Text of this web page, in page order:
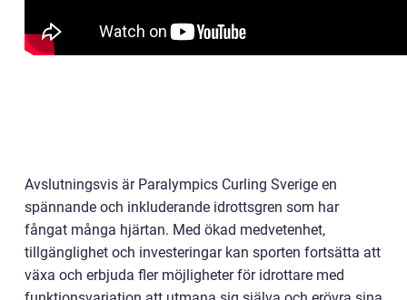
Avslutningsvis är Paralympics Curling Sverige en
spännande och inkluderande idrottsgren som har
fångat många hjärtan. Med ökad medvetenhet,
tillgänglighet och investeringar kan sporten fortsätta att
växa och erbjuda fler möjligheter för idrottare med